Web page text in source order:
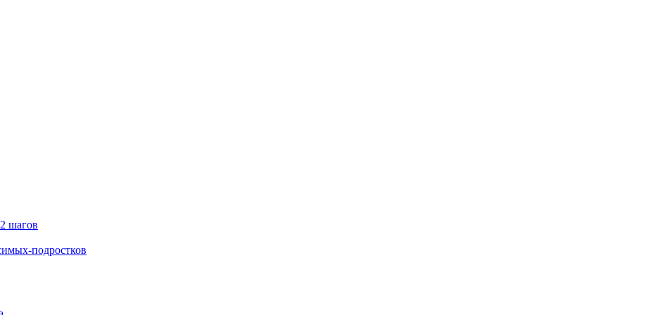
шагов
подростков